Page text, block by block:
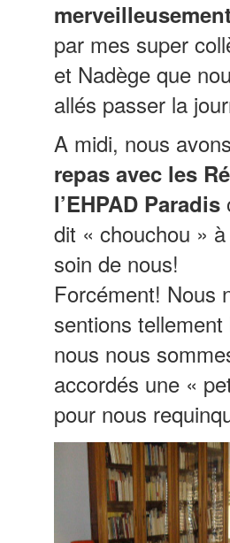
par mes super
et Nadège que
allés passer la
A midi, nous avons
repas avec les
l’EHPAD Paradis
dit « chouchou »
soin de nous!
Forcément! Nous
sentions
nous nous
accordés une «
pour nous